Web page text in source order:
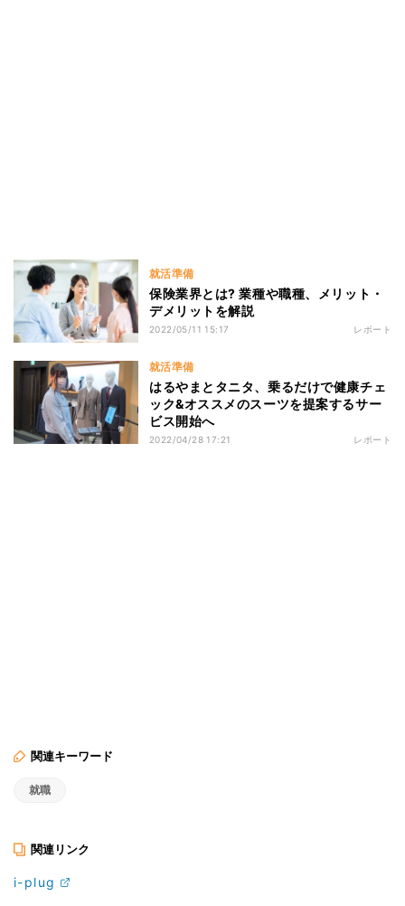
就活準備
保険業界とは? 業種や職種、メリット・
デメリットを解説
2022/05/11 15:17 レポート
就活準備
はるやまとタニタ、乗るだけで健康チェ
ック&オススメのスーツを提案するサー
ビス開始へ
2022/04/28 17:21 レポート
関連キーワード
就職
関連リンク
i-plug